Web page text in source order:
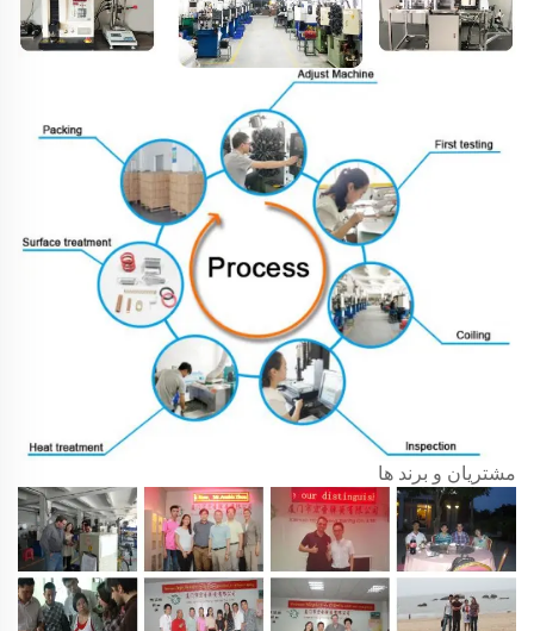
مشتریان و برند ها